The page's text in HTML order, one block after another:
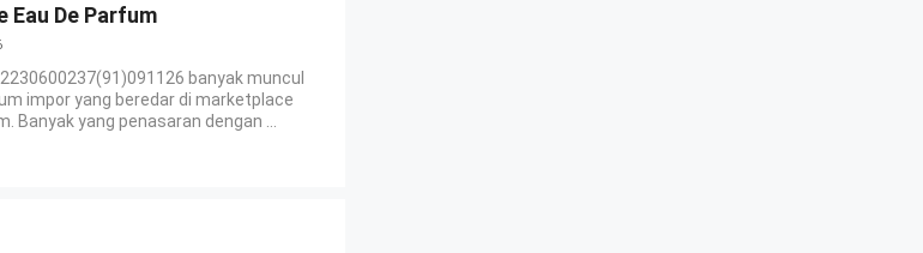
Eau De Parfum
banyak muncul
impor yang beredar di marketplace
Banyak yang penasaran dengan ...